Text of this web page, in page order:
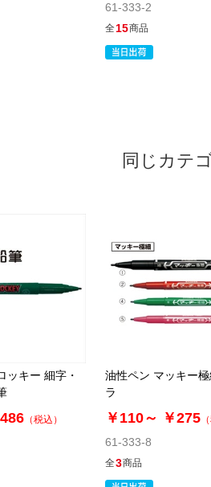
61-333-2
全15商品
同じカテ
ッキー 細字・
（税込）
油性ペン マッキー
ラ
￥110～ ￥275
61-333-8
全3商品